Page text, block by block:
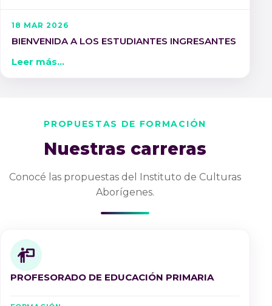
18 MAR 2026
BIENVENIDA A LOS ESTUDIANTES INGRESANTES
Leer más...
PROPUESTAS DE FORMACIÓN
Nuestras carreras
Conocé las propuestas del Instituto de Culturas
Aborígenes.
PROFESORADO DE EDUCACIÓN PRIMARIA